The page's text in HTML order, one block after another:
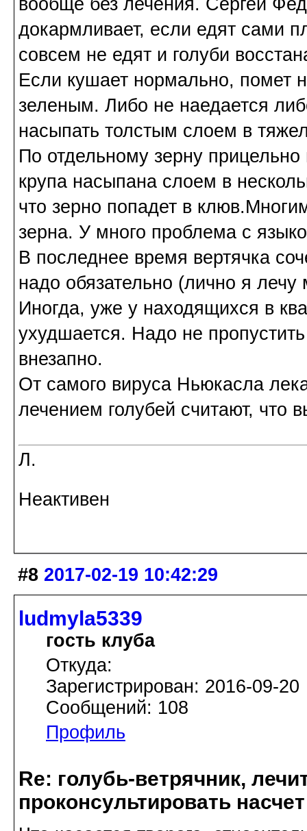
вообще без лечения. Сергей
докармливает, если едят сами
совсем не едят и голуби
Если кушает нормально, помет
зеленым. Либо не наедается
насыпать толстым слоем в
По отдельному зерну
крупа насыпана слоем в
что зерно попадет в
зерна. У много проблема с
В последнее время вертячка
надо обязательно (лично я
Иногда, уже у находящихся в
ухудшается. Надо не
внезапно.
От самого вируса Ньюкасла
лечением голубей считают, что
Л.
Неактивен
#8 2017-02-19 10:42:29
ludmyla5339
гость клуба
Откуда:
Зарегистрирован: 2016-09-20
Сообщений: 108
Профиль
Re: голубь-ветрячник,
проконсультировать